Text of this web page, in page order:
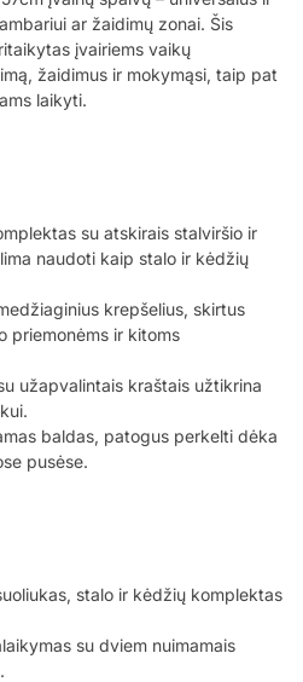
ar žaidimų zonai. Šis
įvairiems vaikų
žaidimus ir mokymąsi, taip pat
laikyti.
su atskirais stalviršio ir
naudoti kaip stalo ir kėdžių
krepšelius, skirtus
priemonėms ir kitoms
užapvalintais kraštais užtikrina
baldas, patogus perkelti dėka
pusėse.
stalo ir kėdžių komplektas
su dviem nuimamais